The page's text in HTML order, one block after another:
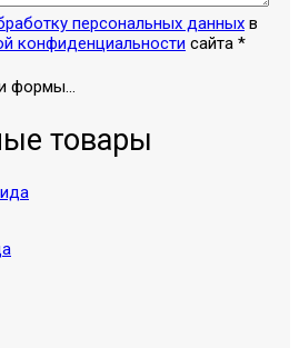
персональных данных в
конфиденциальности сайта *
формы...
товары